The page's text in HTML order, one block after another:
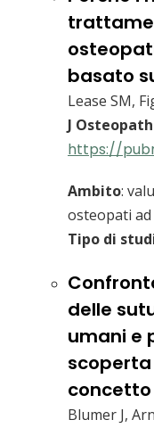
basato
Lease SM,
J
https://
Ambito:
osteopati ad
Tipo di
delle
umani e
Blumer J,